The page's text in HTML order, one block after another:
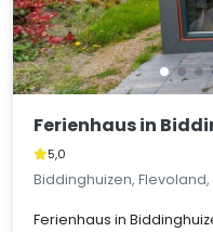
Ferienhaus in
5,0
Biddinghuizen,
Ferienhaus in